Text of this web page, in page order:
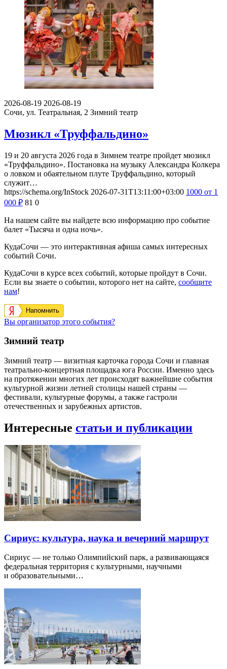
2026-08-19 2026-08-19
Сочи, ул. Театральная, 2 Зимний театр
Мюзикл «Труффальдино»
19 и 20 августа 2026 года в Зимнем театре пройдет мюзикл
«Труффальдино». Постановка на музыку Александра Колкера
о ловком и обаятельном плуте Труффальдино, который
служит…
https://schema.org/InStock 2026-07-31T13:11:00+03:00 1000 от 1
000 ₽ 81 0
На нашем сайте вы найдете всю информацию про событие
балет «Тысяча и одна ночь».
КудаСочи — это интерактивная афиша самых интересных
событий Сочи.
КудаСочи в курсе всех событий, которые пройдут в Сочи.
Если вы знаете о событии, которого нет на сайте, сообщите
нам!
Напомнить
Вы организатор этого события?
Зимний театр
Зимний театр — визитная карточка города Сочи и главная
театрально-концертная площадка юга России. Именно здесь
на протяжении многих лет происходят важнейшие события
культурной жизни летней столицы нашей страны —
фестивали, культурные форумы, а также гастроли
отечественных и зарубежных артистов.
Интересные статьи и публикации
Сириус: культура, наука и вечерний маршрут
Сириус — не только Олимпийский парк, а развивающаяся
федеральная территория с культурными, научными
и образовательными…